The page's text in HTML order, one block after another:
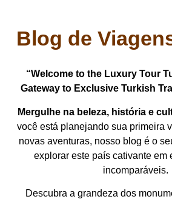
Blog de
“Welcome to the Luxury Tour
Gateway to Exclusive Turkish
Mergulhe na beleza, história e
você está planejando sua primeira
novas aventuras, nosso blog é o
explorar este país cativante em
incomparáveis.
Descubra a grandeza dos